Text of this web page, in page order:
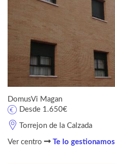
DomusVi Magan
Torrejon de la Calzada
Desde 1.650€
Ver centro Te lo gestionamos